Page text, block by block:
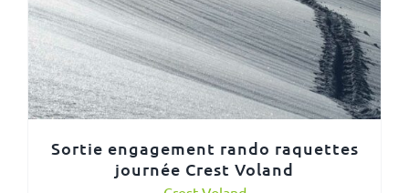
Sortie engagement rando raquettes
journée Crest Voland